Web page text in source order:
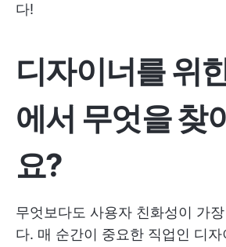
다!
디자이너를 위
에서 무엇을 찾
요?
무엇보다도 사용자 친화성이 가
다. 매 순간이 중요한 직업인 디